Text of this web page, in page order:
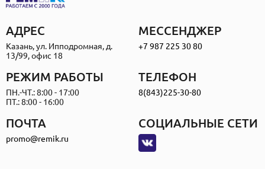
АДРЕС
Казань, ул. Ипподромная, д.
13/99, офис 18
МЕССЕНДЖЕР
+7 987 225 30 80
ПОЧТА
promo@remik.ru
РЕЖИМ РАБОТЫ
ПН.-ЧТ.: 8:00 - 17:00
ПТ.: 8:00 - 16:00
ТЕЛЕФОН
8(843)225-30-80
СОЦИАЛЬНЫЕ СЕТИ